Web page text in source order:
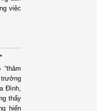
việc
trưởng
Đình,
thấy
hiến